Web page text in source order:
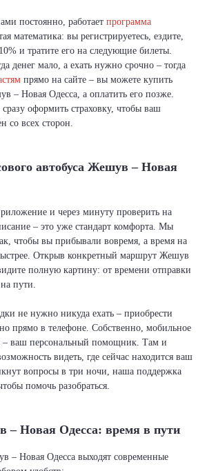
постоянно, работает программа
математика: вы регистрируетесь, ездите,
и тратите его на следующие билеты.
денег мало, а ехать нужно срочно – тогда
прямо на сайте – вы можете купить
– Новая Одесса, а оплатить его позже.
оформить страховку, чтобы ваш
со всех сторон.
автобуса Жешув – Новая
и через минуту проверить на
– это уже стандарт комфорта. Мы
чтобы вы прибывали вовремя, а время на
Открыв конкретный маршрут Жешув
полную картину: от времени отправки
пути.
не нужно никуда ехать – приобрести
прямо в телефоне. Собственно, мобильное
– ваш персональный помощник. Там и
видеть, где сейчас находится ваш
вопросы в три ночи, наша поддержка
помочь разобраться.
– Новая Одесса: время в пути
– Новая Одесса выходят современные